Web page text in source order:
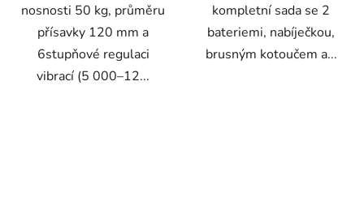
nosnosti 50 kg, průměru
přísavky 120 mm a
6stupňové regulaci
vibrací (5 000–12...
kompletní sada se 2
bateriemi, nabíječkou,
brusným kotoučem a...